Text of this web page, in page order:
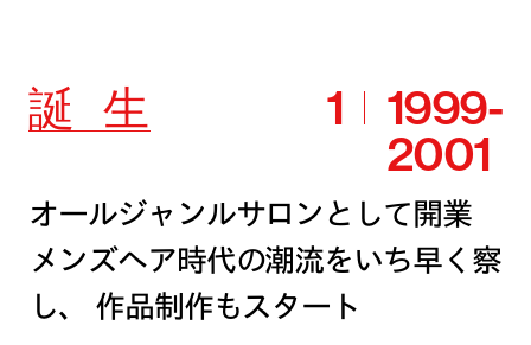
誕 生 1 1999-
2001
オールジャンルサロンとして開業
メンズヘア時代の潮流をいち早く察
し、
作品制作もスタート